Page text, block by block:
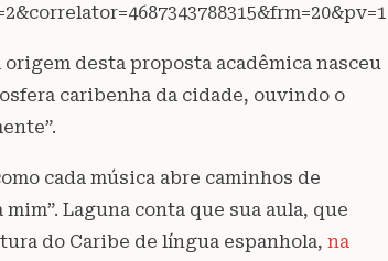
desta proposta acadêmica nasceu
caribenha da cidade, ouvindo o
cada música abre caminhos de
Laguna conta que sua aula, que
do Caribe de língua espanhola, na